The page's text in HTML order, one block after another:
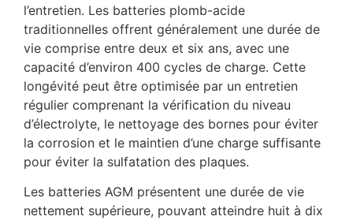
l’entretien. Les batteries plomb-acide
traditionnelles offrent généralement une durée de
vie comprise entre deux et six ans, avec une
capacité d’environ 400 cycles de charge. Cette
longévité peut être optimisée par un entretien
régulier comprenant la vérification du niveau
d’électrolyte, le nettoyage des bornes pour éviter
la corrosion et le maintien d’une charge suffisante
pour éviter la sulfatation des plaques.
Les batteries AGM présentent une durée de vie
nettement supérieure, pouvant atteindre huit à dix